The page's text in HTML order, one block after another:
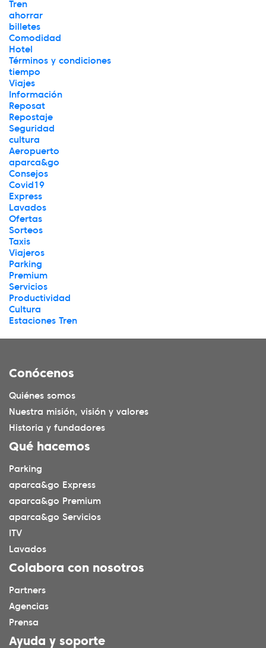
Tren
ahorrar
billetes
Comodidad
Hotel
Términos y condiciones
tiempo
Viajes
Información
Reposat
Repostaje
Seguridad
cultura
Aeropuerto
aparca&go
Consejos
Covid19
Express
Lavados
Ofertas
Sorteos
Taxis
Viajeros
Parking
Premium
Servicios
Productividad
Cultura
Estaciones Tren
Conócenos
Quiénes somos
Nuestra misión, visión y valores
Historia y fundadores
Qué hacemos
Parking
aparca&go Express
aparca&go Premium
aparca&go Servicios
ITV
Lavados
Colabora con nosotros
Partners
Agencias
Prensa
Ayuda y soporte